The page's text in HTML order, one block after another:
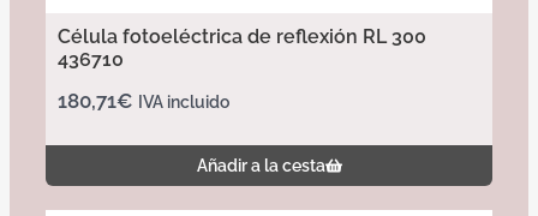
Célula fotoeléctrica de reflexión RL 300
436710
180,71€ IVA incluido
Añadir a la cesta